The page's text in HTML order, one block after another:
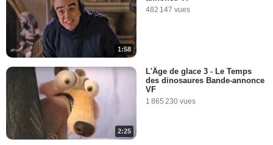
1:58
482 147 vues
2:25
L'Âge de glace 3 - Le Temps
des dinosaures Bande-annonce
VF
1 865 230 vues